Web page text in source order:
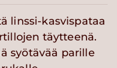
linssi-kasvispataa
täytteenä.
syötävää parille